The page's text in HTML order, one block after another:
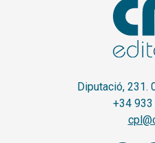
Diputació, 231.
+34